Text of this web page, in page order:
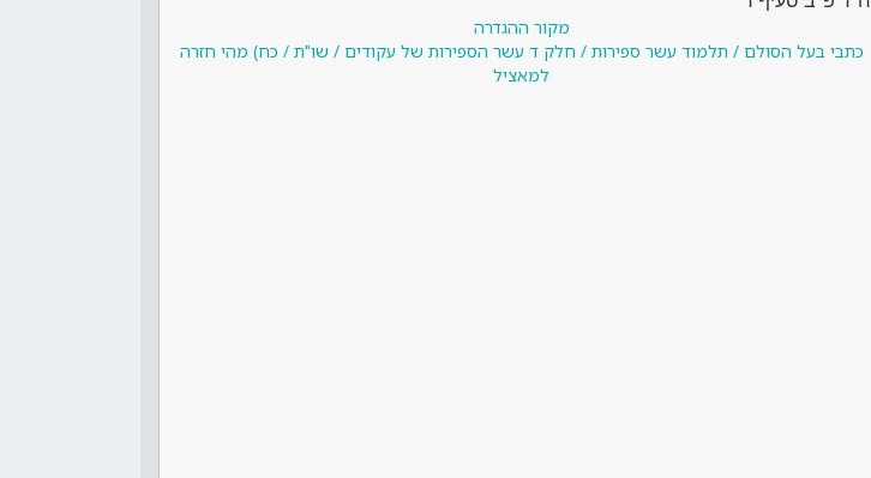
מקור ההגדרה
כתבי בעל הסולם / תלמוד עשר ספירות / חלק ד עשר הספירות של עקודים / שו"ת / כח) מהי חזרה
למאציל